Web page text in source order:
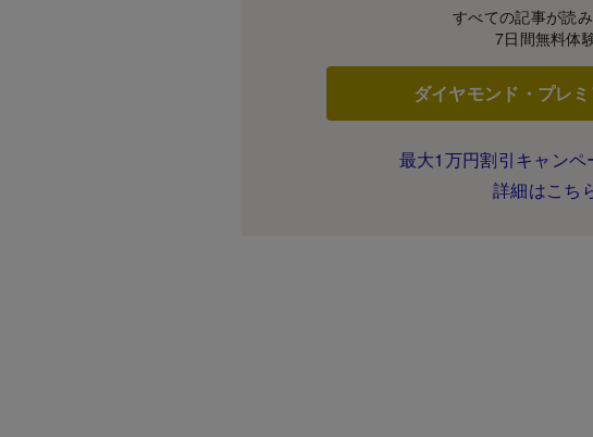
すべての記事が読み
7日間無料体
ダイヤモンド・プレ
最大1万円割引キャンペ
詳細はこち